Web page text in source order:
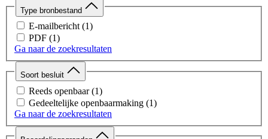
Type bronbestand
E-mailbericht (1)
PDF (1)
Ga naar de zoekresultaten
Soort besluit
Reeds openbaar (1)
Gedeeltelijke openbaarmaking (1)
Ga naar de zoekresultaten